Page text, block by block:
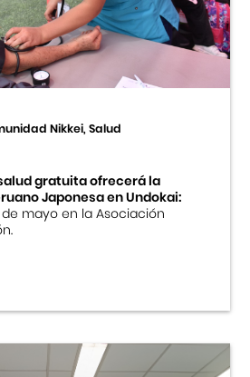
Peruano Japonés
Japonesa
Japonés
Nikkei, Salud
gratuita ofrecerá la
Japonesa en Undokai:
mayo en la Asociación